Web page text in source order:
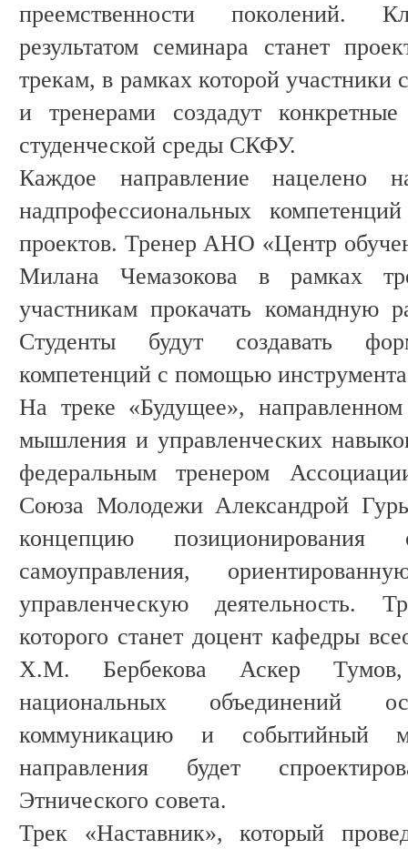
преемственности поколений.
результатом семинара станет
трекам, в рамках которой участники
и тренерами создадут
студенческой среды СКФУ.
Каждое направление нацелено
надпрофессиональных
проектов. Тренер АНО «Центр
Милана Чемазокова в рамках
участникам прокачать командную
Студенты будут создавать
компетенций с помощью
На треке «Будущее»,
мышления и управленческих
федеральным тренером
Союза Молодежи Александрой
концепцию позиционирования
самоуправления,
управленческую деятельность.
которого станет доцент кафедры
Х.М. Бербекова Аскер Тумов,
национальных объединений
коммуникацию и событийный
направления будет
Этнического совета.
Трек «Наставник», который